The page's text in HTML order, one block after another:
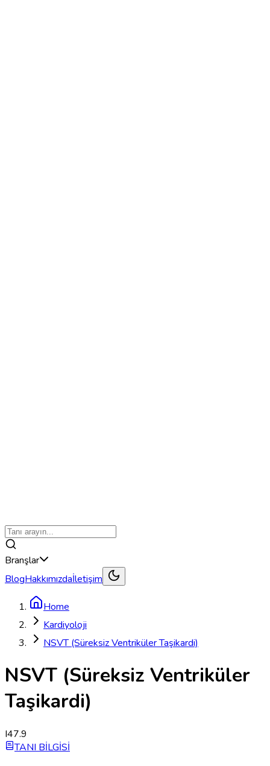
Branşlar
BlogHakkımızdaİletişim
Home
Kardiyoloji
NSVT (Süreksiz Ventriküler Taşikardi)
NSVT (Süreksiz Ventriküler
Taşikardi)
I47.9
TANI BİLGİSİ